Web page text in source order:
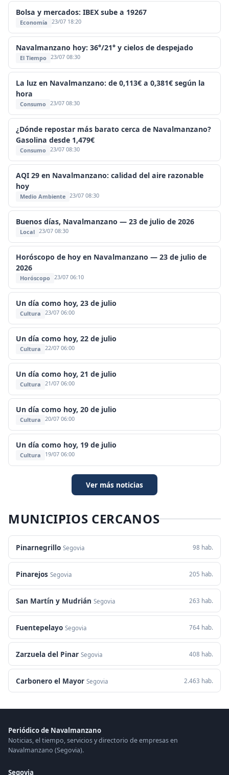
Bolsa y mercados: IBEX sube a 19267
Economía 23/07 18:20
Navalmanzano hoy: 36°/21° y cielos de despejado
El Tiempo 23/07 08:30
La luz en Navalmanzano: de 0,113€ a 0,381€ según la
hora
Consumo 23/07 08:30
¿Dónde repostar más barato cerca de Navalmanzano?
Gasolina desde 1,479€
Consumo 23/07 08:30
AQI 29 en Navalmanzano: calidad del aire razonable
hoy
Medio Ambiente 23/07 08:30
Buenos días, Navalmanzano — 23 de julio de 2026
Local 23/07 08:30
Horóscopo de hoy en Navalmanzano — 23 de julio de
2026
Horóscopo 23/07 06:10
Un día como hoy, 23 de julio
Cultura 23/07 06:00
Un día como hoy, 22 de julio
Cultura 22/07 06:00
Un día como hoy, 21 de julio
Cultura 21/07 06:00
Un día como hoy, 20 de julio
Cultura 20/07 06:00
Un día como hoy, 19 de julio
Cultura 19/07 06:00
Ver más noticias
MUNICIPIOS CERCANOS
Pinarnegrillo Segovia 98 hab.
Pinarejos Segovia 205 hab.
San Martín y Mudrián Segovia 263 hab.
Fuentepelayo Segovia 764 hab.
Zarzuela del Pinar Segovia 408 hab.
Carbonero el Mayor Segovia 2.463 hab.
Periódico de Navalmanzano
Noticias, el tiempo, servicios y directorio de empresas en
Navalmanzano (Segovia).
Segovia